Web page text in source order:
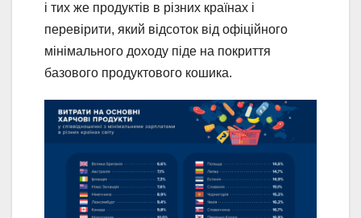
і тих же продуктів в різних країнах і
перевірити, який відсоток від офіційного
мінімального доходу піде на покриття
базового продуктового кошика.